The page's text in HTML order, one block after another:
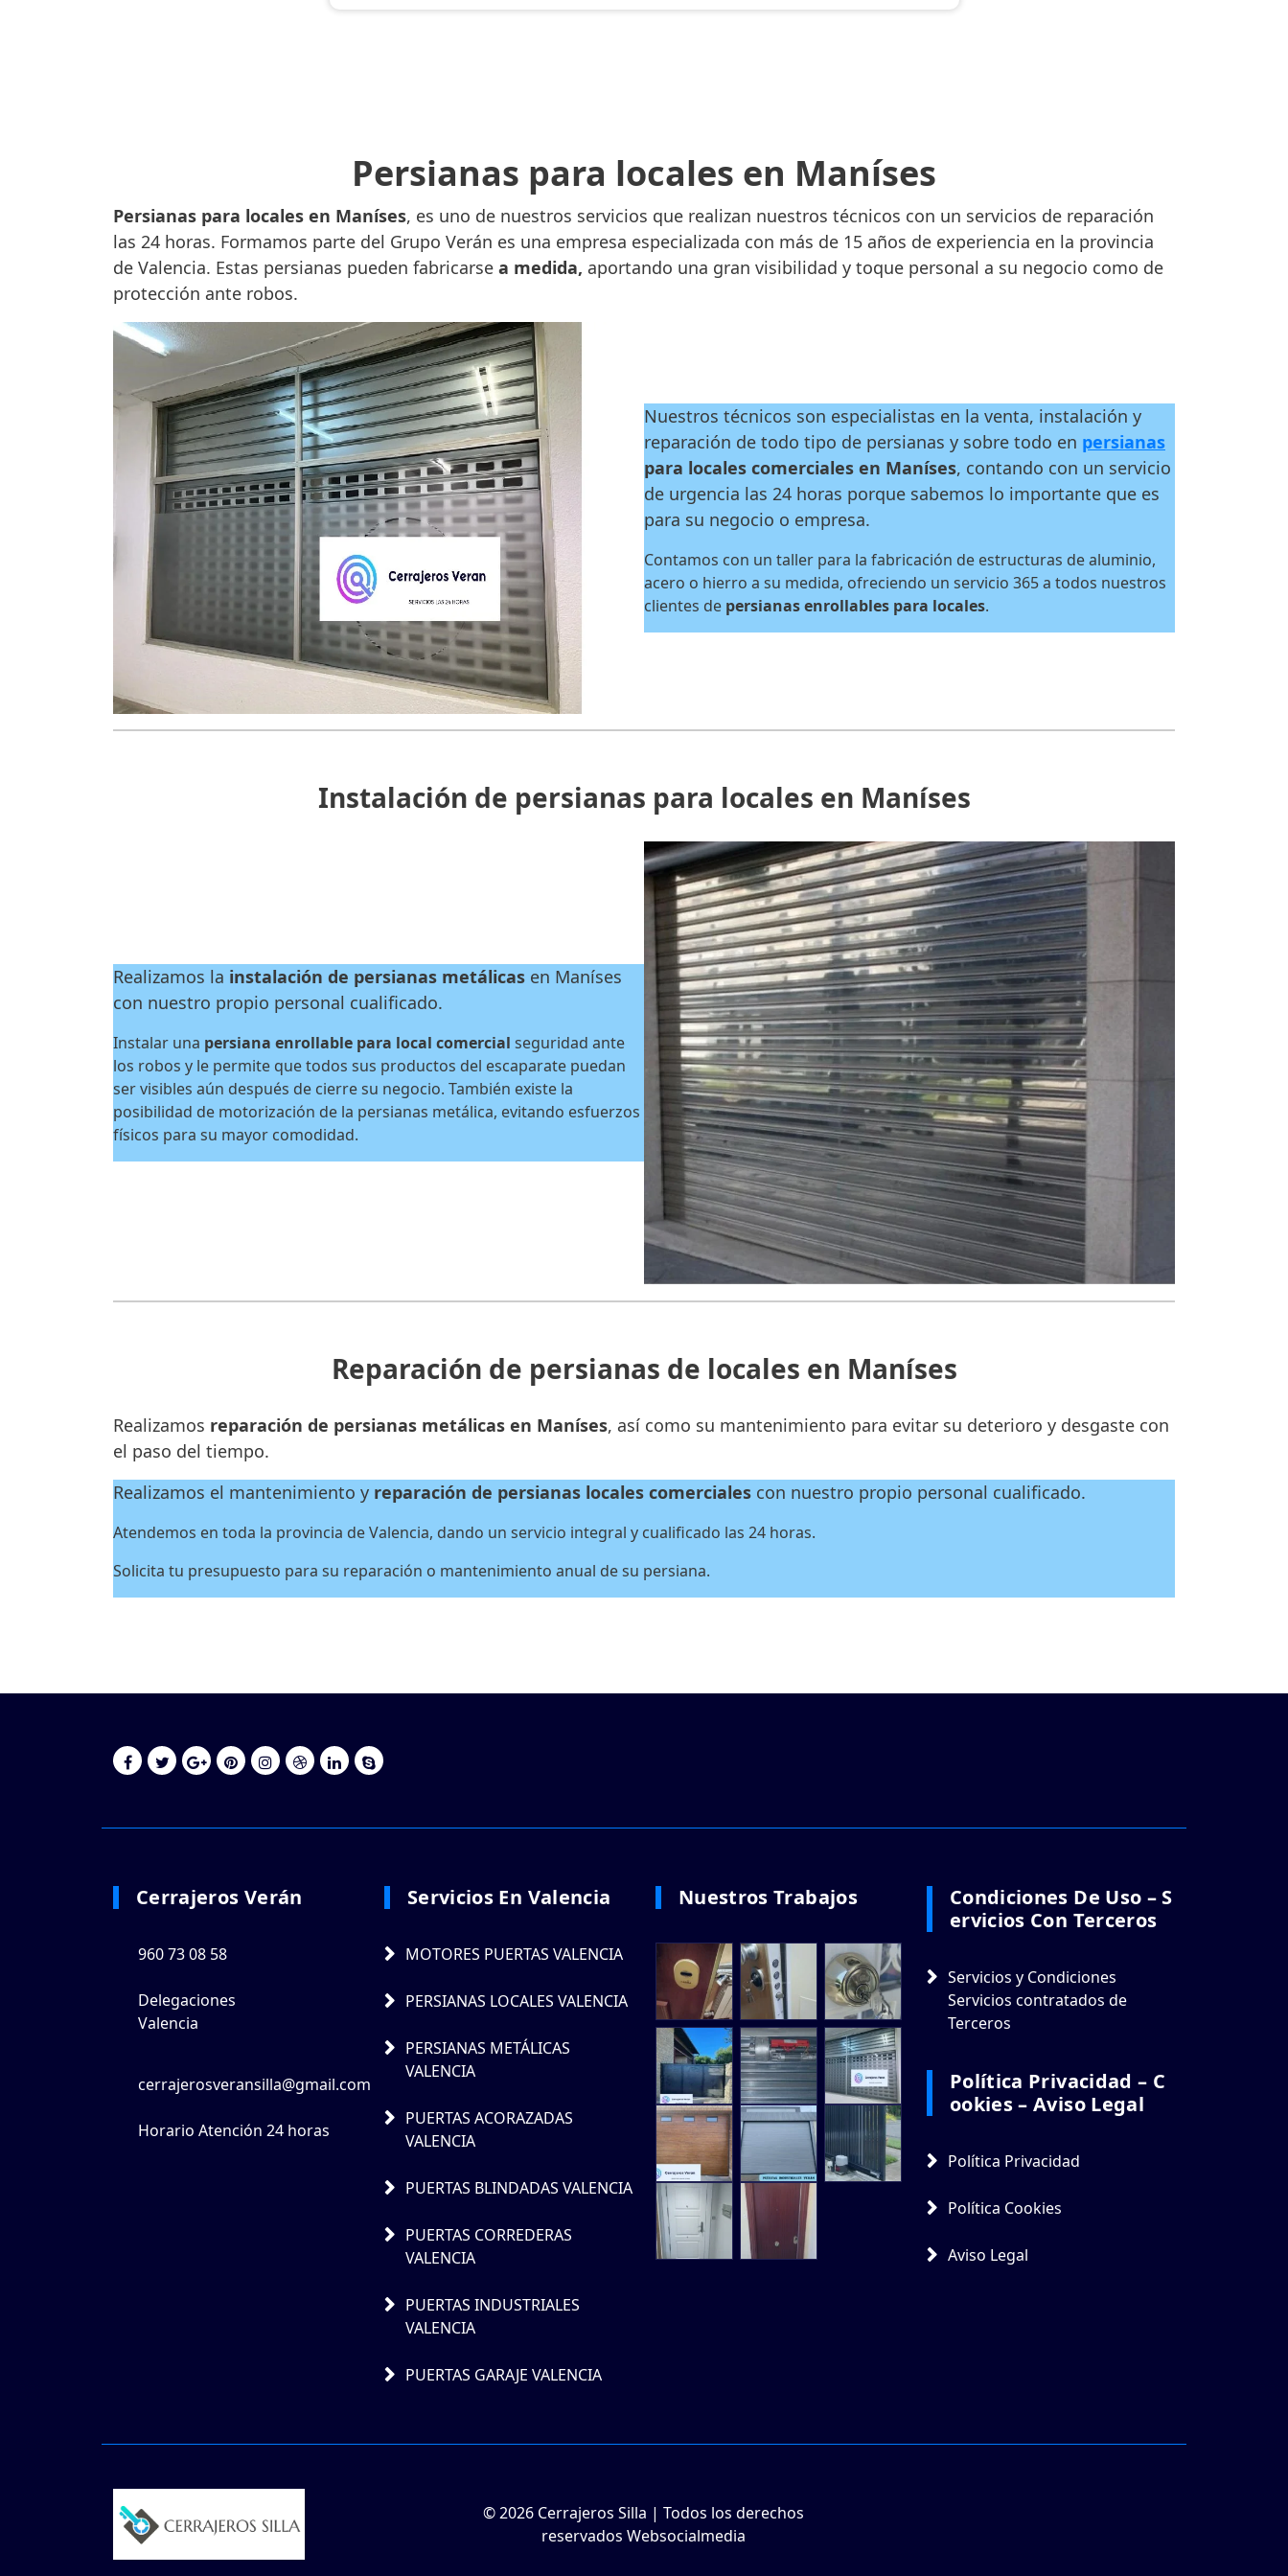
Persianas para locales en Maníses
Persianas para locales en Maníses, es uno de nuestros servicios que realizan nuestros técnicos con un servicios de reparación
las 24 horas. Formamos parte del Grupo Verán es una empresa especializada con más de 15 años de experiencia en la provincia
de Valencia. Estas persianas pueden fabricarse a medida, aportando una gran visibilidad y toque personal a su negocio como de
protección ante robos.
Nuestros técnicos son especialistas en la venta, instalación y
reparación de todo tipo de persianas y sobre todo en persianas
para locales comerciales en Maníses, contando con un servicio
de urgencia las 24 horas porque sabemos lo importante que es
para su negocio o empresa.
Contamos con un taller para la fabricación de estructuras de aluminio,
acero o hierro a su medida, ofreciendo un servicio 365 a todos nuestros
clientes de persianas enrollables para locales.
Instalación de persianas para locales en Maníses
Realizamos la instalación de persianas metálicas en Maníses
con nuestro propio personal cualificado.
Instalar una persiana enrollable para local comercial seguridad ante
los robos y le permite que todos sus productos del escaparate puedan
ser visibles aún después de cierre su negocio. También existe la
posibilidad de motorización de la persianas metálica, evitando esfuerzos
físicos para su mayor comodidad.
Reparación de persianas de locales en Maníses
Realizamos reparación de persianas metálicas en Maníses, así como su mantenimiento para evitar su deterioro y desgaste con
el paso del tiempo.
Realizamos el mantenimiento y reparación de persianas locales comerciales con nuestro propio personal cualificado.
Atendemos en toda la provincia de Valencia, dando un servicio integral y cualificado las 24 horas.
Solicita tu presupuesto para su reparación o mantenimiento anual de su persiana.
Cerrajeros Verán
960 73 08 58
Delegaciones
Valencia
cerrajerosveransilla@gmail.com
Horario Atención 24 horas
Servicios En Valencia
MOTORES PUERTAS VALENCIA
PERSIANAS LOCALES VALENCIA
PERSIANAS METÁLICAS
VALENCIA
PUERTAS ACORAZADAS
VALENCIA
PUERTAS BLINDADAS VALENCIA
PUERTAS CORREDERAS
VALENCIA
PUERTAS INDUSTRIALES
VALENCIA
PUERTAS GARAJE VALENCIA
Nuestros Trabajos
Condiciones De Uso – S
Ervicios Con Terceros
Servicios y Condiciones
Servicios contratados de
Terceros
Política Privacidad – C
Ookies – Aviso Legal
Política Privacidad
Política Cookies
Aviso Legal
© 2026 Cerrajeros Silla | Todos los derechos
reservados Websocialmedia